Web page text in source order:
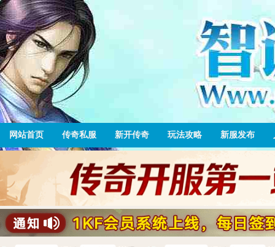
网站首页 传奇私服 新开传奇 玩法攻略 新服发布